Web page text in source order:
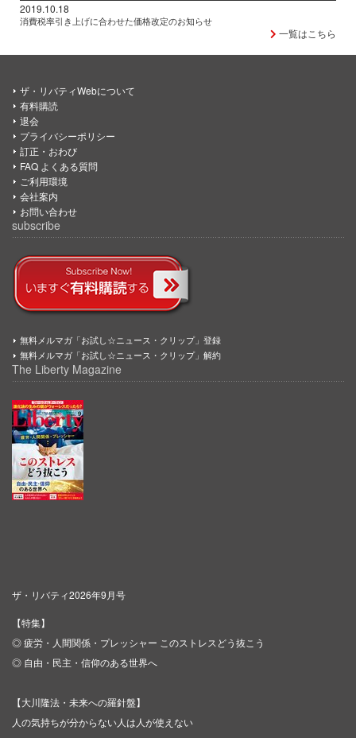
2019.10.18
消費税率引き上げに合わせた価格改定のお知らせ
一覧はこちら
ザ・リバティWebについて
有料購読
退会
プライバシーポリシー
訂正・おわび
FAQ よくある質問
ご利用環境
会社案内
お問い合わせ
subscribe
無料メルマガ「お試し☆ニュース・クリップ」登録
無料メルマガ「お試し☆ニュース・クリップ」解約
The Liberty Magazine
ザ・リバティ2026年9月号
【特集】
◎ 疲労・人間関係・プレッシャー このストレスどう抜こう
◎ 自由・民主・信仰のある世界へ
【大川隆法・未来への羅針盤】
人の気持ちが分からない人は人が使えない